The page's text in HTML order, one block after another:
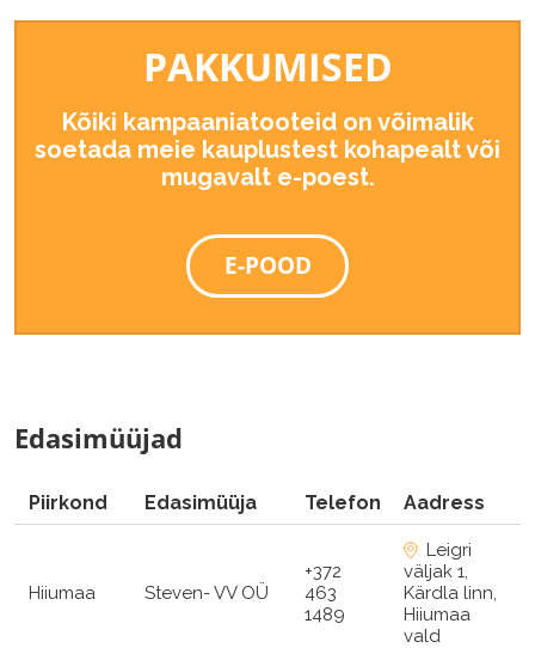
PAKKUMISED
Kõiki kampaaniatooteid on võimalik
soetada meie kauplustest kohapealt või
mugavalt e-poest.
E-POOD
Edasimüüjad
Piirkond Edasimüüja Telefon Aadress
Hiiumaa Steven- VV OÜ
+372
463
1489
Leigri
väljak 1,
Kärdla linn,
Hiiumaa
vald